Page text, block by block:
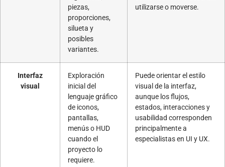
piezas,
proporciones,
silueta y
posibles
variantes.
utilizarse o moverse.
Interfaz
visual
Exploración
inicial del
lenguaje gráfico
de iconos,
pantallas,
menús o HUD
cuando el
proyecto lo
requiere.
Puede orientar el estilo
visual de la interfaz,
aunque los flujos,
estados, interacciones y
usabilidad corresponden
principalmente a
especialistas en UI y UX.